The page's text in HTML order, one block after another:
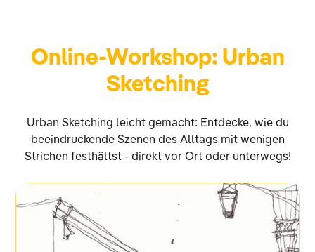
Online-Workshop: Urban
Sketching
Urban Sketching leicht gemacht: Entdecke, wie du
beeindruckende Szenen des Alltags mit wenigen
Strichen festhältst - direkt vor Ort oder unterwegs!